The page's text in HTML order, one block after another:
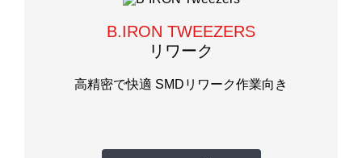
B.IRON TWEEZERS
リワーク
高精密で快適 SMDリワーク作業向き